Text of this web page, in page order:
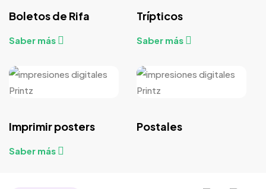
Boletos de Rifa
Saber más
Trípticos
Saber más
Imprimir posters
Saber más
Postales